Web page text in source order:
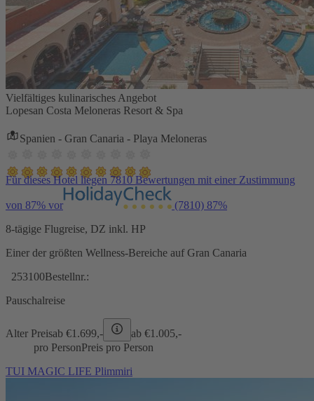
Vielfältiges kulinarisches Angebot
Lopesan Costa Meloneras Resort & Spa
Spanien - Gran Canaria - Playa Meloneras
Für dieses Hotel liegen 7810 Bewertungen mit einer Zustimmung
von 87% vor (7810) 87%
8-tägige Flugreise, DZ inkl. HP
Einer der größten Wellness-Bereiche auf Gran Canaria
253100Bestellnr.:
Pauschalreise
Alter Preisab €1.699,- ab €1.005,-
pro PersonPreis pro Person
TUI MAGIC LIFE Plimmiri